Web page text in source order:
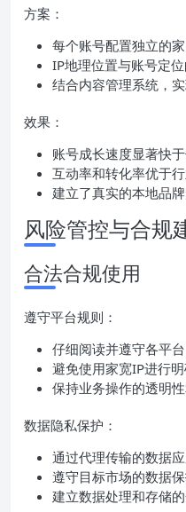
方案：
每个账号配置独立的
IP地理位置与账号定
结合内容管理系统，
效果：
账号成长速度显著快
互动率和转化率优于
建立了真实的本地品
风险管控与合规
合法合规使用
遵守平台规则：
仔细阅读并遵守各平
避免使用家宽IP进行
保持业务操作的透明
数据隐私保护：
通过代理传输的数据
遵守目标市场的数据保
建立数据处理和存储